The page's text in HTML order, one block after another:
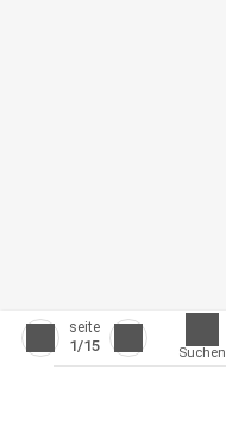
seite
1/15 Suchen